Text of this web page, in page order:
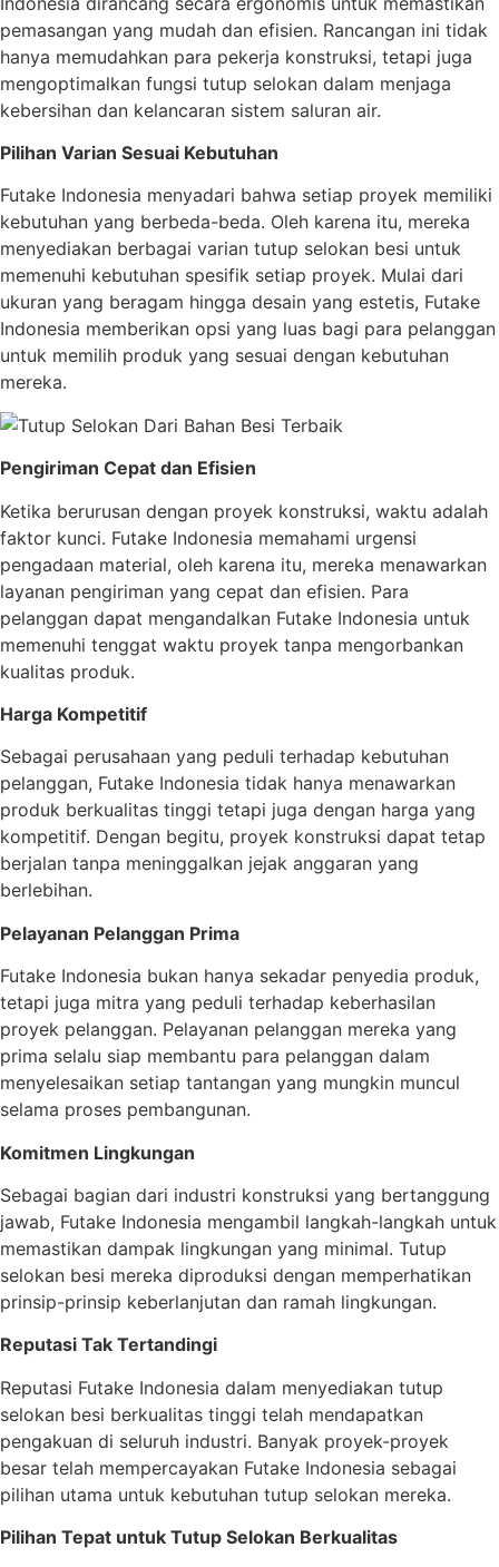
pemasangan yang mudah dan efisien. Rancangan ini tidak
hanya memudahkan para pekerja konstruksi, tetapi juga
mengoptimalkan fungsi tutup selokan dalam menjaga
kebersihan dan kelancaran sistem saluran air.
Pilihan Varian Sesuai Kebutuhan
Futake Indonesia menyadari bahwa setiap proyek memiliki
kebutuhan yang berbeda-beda. Oleh karena itu, mereka
menyediakan berbagai varian tutup selokan besi untuk
memenuhi kebutuhan spesifik setiap proyek. Mulai dari
ukuran yang beragam hingga desain yang estetis, Futake
Indonesia memberikan opsi yang luas bagi para pelanggan
untuk memilih produk yang sesuai dengan kebutuhan
mereka.
Pengiriman Cepat dan Efisien
Ketika berurusan dengan proyek konstruksi, waktu adalah
faktor kunci. Futake Indonesia memahami urgensi
pengadaan material, oleh karena itu, mereka menawarkan
layanan pengiriman yang cepat dan efisien. Para
pelanggan dapat mengandalkan Futake Indonesia untuk
memenuhi tenggat waktu proyek tanpa mengorbankan
kualitas produk.
Harga Kompetitif
Sebagai perusahaan yang peduli terhadap kebutuhan
pelanggan, Futake Indonesia tidak hanya menawarkan
produk berkualitas tinggi tetapi juga dengan harga yang
kompetitif. Dengan begitu, proyek konstruksi dapat tetap
berjalan tanpa meninggalkan jejak anggaran yang
berlebihan.
Pelayanan Pelanggan Prima
Futake Indonesia bukan hanya sekadar penyedia produk,
tetapi juga mitra yang peduli terhadap keberhasilan
proyek pelanggan. Pelayanan pelanggan mereka yang
prima selalu siap membantu para pelanggan dalam
menyelesaikan setiap tantangan yang mungkin muncul
selama proses pembangunan.
Komitmen Lingkungan
Sebagai bagian dari industri konstruksi yang bertanggung
jawab, Futake Indonesia mengambil langkah-langkah untuk
memastikan dampak lingkungan yang minimal. Tutup
selokan besi mereka diproduksi dengan memperhatikan
prinsip-prinsip keberlanjutan dan ramah lingkungan.
Reputasi Tak Tertandingi
Reputasi Futake Indonesia dalam menyediakan tutup
selokan besi berkualitas tinggi telah mendapatkan
pengakuan di seluruh industri. Banyak proyek-proyek
besar telah mempercayakan Futake Indonesia sebagai
pilihan utama untuk kebutuhan tutup selokan mereka.
Pilihan Tepat untuk Tutup Selokan Berkualitas